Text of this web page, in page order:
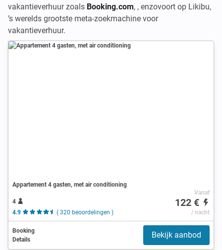
vakantieverhuur zoals Booking.com, , enzovoort op Likibu,
’s werelds grootste meta-zoekmachine voor
vakantieverhuur.
Appartement 4 gasten, met air conditioning
4
4.9
( 320 beoordelingen )
Vanaf
122 €
/ nacht
Booking
Details
Bekijk aanbod